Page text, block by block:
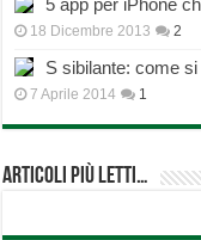
5 app per iPhone
18 Dicembre 2013 2
S sibilante: come
7 Aprile 2014 1
Articoli più Letti…